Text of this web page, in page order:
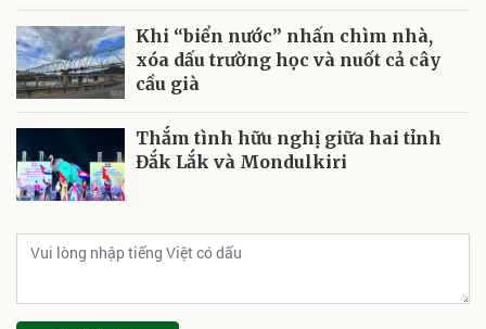
Khi “biển nước” nhấn chìm nhà,
xóa dấu trường học và nuốt cả cây
cầu già
Thắm tình hữu nghị giữa hai tỉnh
Đắk Lắk và Mondulkiri